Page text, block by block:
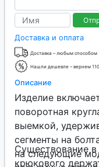
Доставка и оплата
Доставка – любым способом
Нашли дешевле – вернем
Описание
Изделие
поворотная
выемкой,
сегменты на
на следующие
Существование
крюкового